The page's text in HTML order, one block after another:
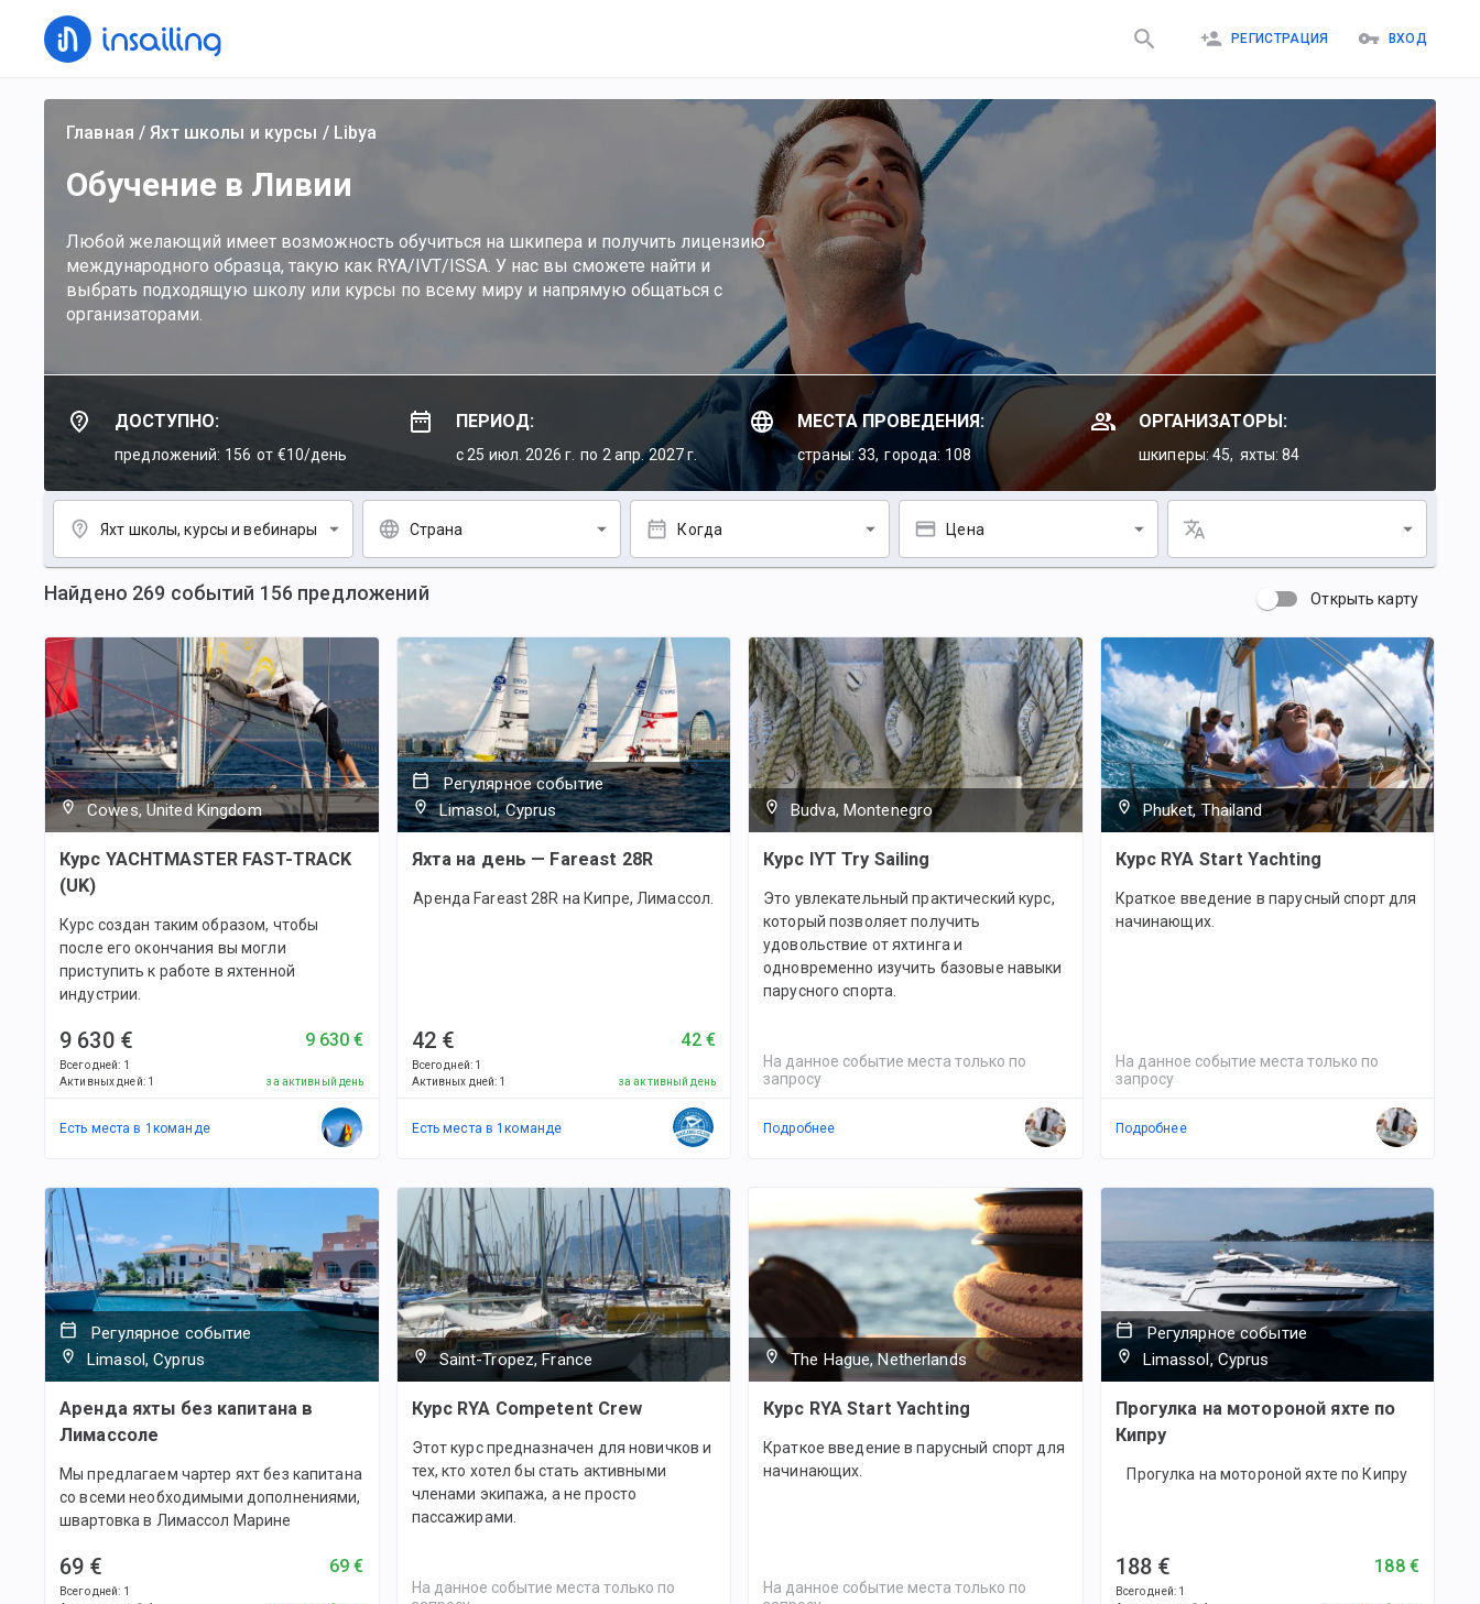
РЕГИСТРАЦИЯ ВХОД
Главная /Яхт школы и курсы / Libya
Обучение в Ливии
Любой желающий имеет возможность обучиться на шкипера и получить лицензию
международного образца, такую как RYA/IVT/ISSA. У нас вы сможете найти и
выбрать подходящую школу или курсы по всему миру и напрямую общаться с
организаторами.
ДОСТУПНО:
предложений: 156 от €10/день
ПЕРИОД:
c 25 июл. 2026 г. по 2 апр. 2027 г.
МЕСТА ПРОВЕДЕНИЯ:
страны: 33, города: 108
ОРГАНИЗАТОРЫ:
шкиперы: 45, яхты: 84
Яхт школы, курсы и вебинары Страна Когда Цена
Найдено 269 событий 156 предложений Открыть карту
Cowes, United Kingdom
Курс YACHTMASTER FAST-TRACK
(UK)
Курс создан таким образом, чтобы
после его окончания вы могли
приступить к работе в яхтенной
индустрии.
9 630 €
Всего дней: 1
Активных дней: 1
9 630 €
за активный день
Есть места в 1 командe
Регулярное событие
Limasol, Cyprus
Яхта на день — Fareast 28R
Аренда Fareast 28R на Кипре, Лимассол.
42 €
Всего дней: 1
Активных дней: 1
42 €
за активный день
Есть места в 1командe
Budva, Montenegro
Курс IYT Try Sailing
Это увлекательный практический курс,
который позволяет получить
удовольствие от яхтинга и
одновременно изучить базовые навыки
парусного спорта.
На данное событие места только по
запросу
Подробнее
Phuket, Thailand
Курс RYA Start Yachting
Краткое введение в парусный спорт для
начинающих.
На данное событие места только по
запросу
Подробнее
Регулярное событие
Limasol, Cyprus
Аренда яхты без капитана в
Лимассоле
Мы предлагаем чартер яхт без капитана
со всеми необходимыми дополнениями,
швартовка в Лимассол Марине
69 €
Всего дней: 1
69 €
Saint-Tropez, France
Курс RYA Competent Crew
Этот курс предназначен для новичков и
тех, кто хотел бы стать активными
членами экипажа, а не просто
пассажирами.
На данное событие места только по
The Hague, Netherlands
Курс RYA Start Yachting
Краткое введение в парусный спорт для
начинающих.
На данное событие места только по
Регулярное событие
Limassol, Cyprus
Прогулка на мотороной яхте по
Кипру
Прогулка на мотороной яхте по Кипру
188 €
Всего дней: 1
188 €